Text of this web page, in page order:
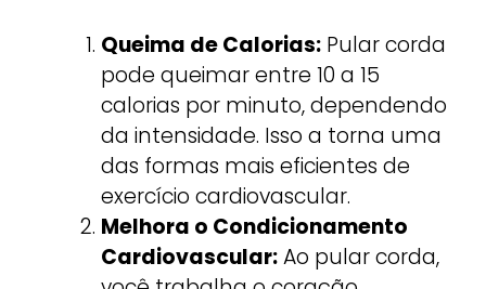
Queima de Calorias:Pular corda
pode queimar entre 10 a 15
calorias por minuto, dependendo
da intensidade. Isso a torna uma
das formas mais eficientes de
exercício cardiovascular.
Melhora o Condicionamento
Cardiovascular:Ao pular corda,